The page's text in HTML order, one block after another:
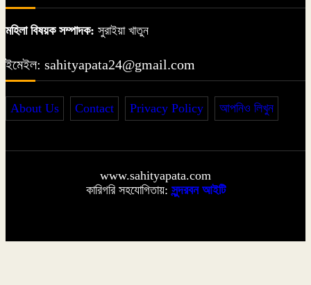
কদমচুম্বন
৮
কবিতার ফেরিওয়ালা
১০
মহিলা বিষয়ক সম্পাদক: সুরাইয়া খাতুন
ইমেইল: sahityapata24@gmail.com
About Us Contact Privacy Policy আপনিও লিখুন
www.sahityapata.com
কারিগরি সহযোগিতায়: সুন্দরবন আইটি